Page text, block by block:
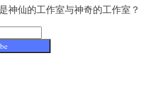
神仙的工作室与神奇的工作室？